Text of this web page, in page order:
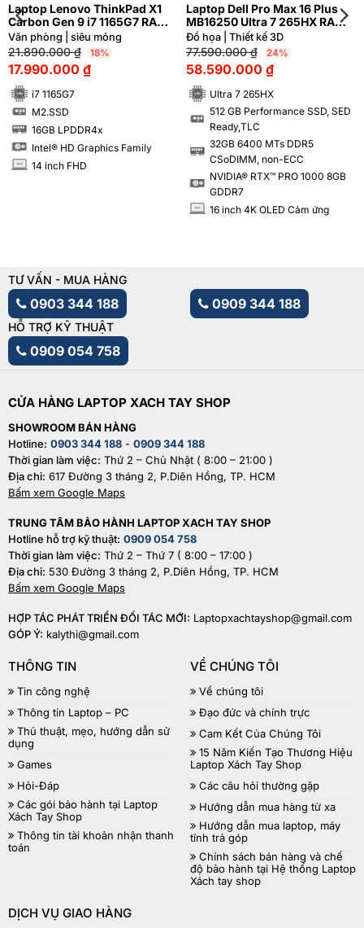
Laptop Lenovo ThinkPad X1
Carbon Gen 9 i7 1165G7 RAM
16GB FHD | Hàng xách tay 99%
Văn phòng | siêu mỏng
21.890.000₫ 18%
17.990.000 ₫
i7 1165G7
SSD M2.SSD
16GB LPDDR4x
Intel® HD Graphics Family
INCH 14 inch FHD
Laptop Dell Pro Max 16 Plus
MB16250 Ultra 7 265HX RAM
32GB M2.SSD 512GB 4K OLED
120Hz Cảm ứng NVIDIA® RTX™
PRO 1000 8GB GDDR7
Đồ họa | Thiết kế 3D
77.590.000₫ 24%
58.590.000 ₫
Ultra 7 265HX
SSD
512 GB Performance SSD, SED
Ready,TLC
32GB 6400 MTs DDR5
CSoDIMM, non-ECC
NVIDIA® RTX™ PRO 1000 8GB
GDDR7
INCH 16 inch 4K OLED Cảm ứng
TƯ VẤN - MUA HÀNG
0903 344 188 0909 344 188
HỖ TRỢ KỸ THUẬT
0909 054 758
CỬA HÀNG LAPTOP XACH TAY SHOP
SHOWROOM BÁN HÀNG
Hotline: 0903 344 188 - 0909 344 188
Thời gian làm việc: Thứ 2 – Chủ Nhật ( 8:00 – 21:00 )
Địa chỉ: 617 Đường 3 tháng 2, P.Diên Hồng, TP. HCM
Bấm xem Google Maps
TRUNG TÂM BẢO HÀNH LAPTOP XACH TAY SHOP
Hotline hỗ trợ kỹ thuật: 0909 054 758
Thời gian làm việc: Thứ 2 – Thứ 7 ( 8:00 – 17:00 )
Địa chỉ: 530 Đường 3 tháng 2, P.Diên Hồng, TP. HCM
Bấm xem Google Maps
HỢP TÁC PHÁT TRIỂN ĐỐI TÁC MỚI: Laptopxachtayshop@gmail.com
GÓP Ý: kalythi@gmail.com
THÔNG TIN
Tin công nghệ
Thông tin Laptop – PC
Thủ thuật, mẹo, hướng dẫn sử
dụng
Games
Hỏi-Đáp
Các gói bảo hành tại Laptop
Xách Tay Shop
Thông tin tài khoản nhận thanh
toán
VỀ CHÚNG TÔI
Về chúng tôi
Đạo đức và chính trực
Cam Kết Của Chúng Tôi
15 Năm Kiến Tạo Thương Hiệu
Laptop Xách Tay Shop
Các câu hỏi thường gặp
Hướng dẫn mua hàng từ xa
Hướng dẫn mua laptop, máy
tính trả góp
Chính sách bán hàng và chế
độ bảo hành tại Hệ thống Laptop
Xách tay shop
DỊCH VỤ GIAO HÀNG